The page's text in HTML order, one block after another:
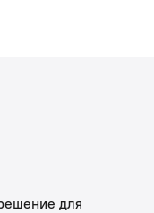
для